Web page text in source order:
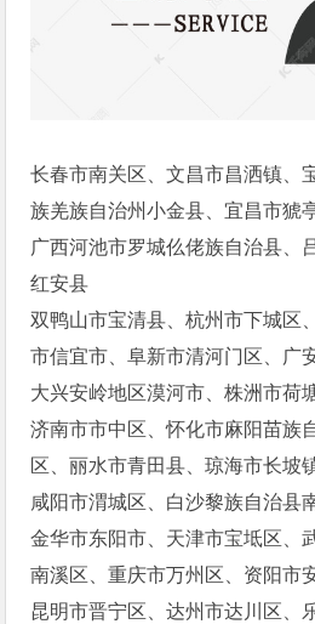
长春市南关区、文昌市昌洒镇、
族羌族自治州小金县、宜昌市猇
广西河池市罗城仫佬族自治县、
红安县
双鸭山市宝清县、杭州市下城区
市信宜市、阜新市清河门区、广
大兴安岭地区漠河市、株洲市荷
济南市市中区、怀化市麻阳苗族
区、丽水市青田县、琼海市长坡
咸阳市渭城区、白沙黎族自治县
金华市东阳市、天津市宝坻区、
南溪区、重庆市万州区、资阳市
昆明市晋宁区、达州市达川区、